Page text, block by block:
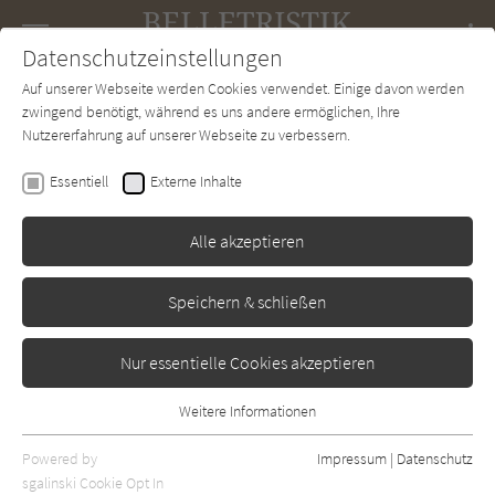
SUCHE Forum Charts Newsletter
Joanna Bator
Die Flucht der Bärin
Erschienen: Februar 2026 0
Datenschutzeinstellungen
Auf unserer Webseite werden Cookies verwendet. Einige davon werden
zwingend benötigt, während es uns andere ermöglichen, Ihre
Nutzererfahrung auf unserer Webseite zu verbessern.
Essentiell Externe Inhalte
Alle akzeptieren
Speichern & schließen
Nur essentielle Cookies akzeptieren
Essentielle Cookies werden für grundlegende Funktionen der
Webseite benötigt. Dadurch ist gewährleistet, dass die Webseite
Weitere Informationen
Powered by
sgalinski Cookie Opt In
Impressum | Datenschutz